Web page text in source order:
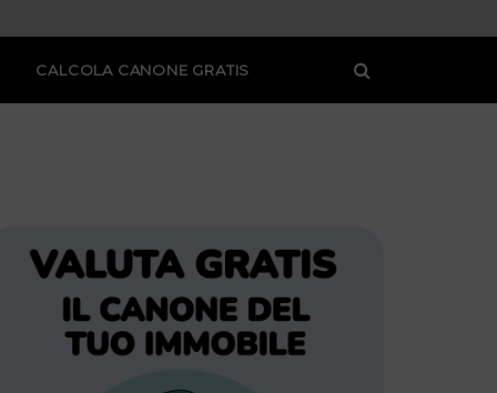
CALCOLA CANONE GRATIS